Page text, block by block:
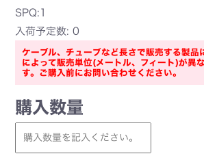
SPQ:1
入荷予定数: 0
ケーブル、チューブなど長さで販売する製品
によって販売単位(メートル、フィート)が異
す。ご購入前にお問い合わせください。
購入数量